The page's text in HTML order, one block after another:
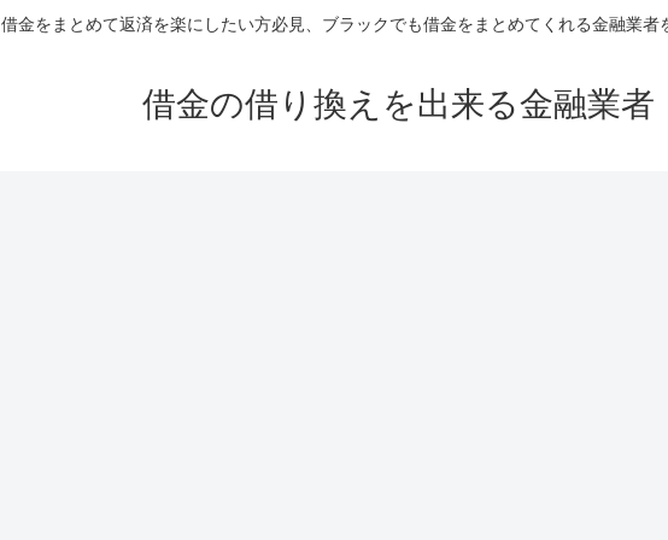
借金をまとめて返済を楽にしたい方必見、ブラックでも借金をまとめてくれる金融業者
借金の借り換えを出来る金融業者